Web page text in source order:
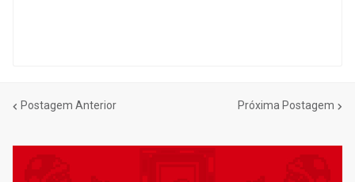
Postagem Anterior Próxima Postagem